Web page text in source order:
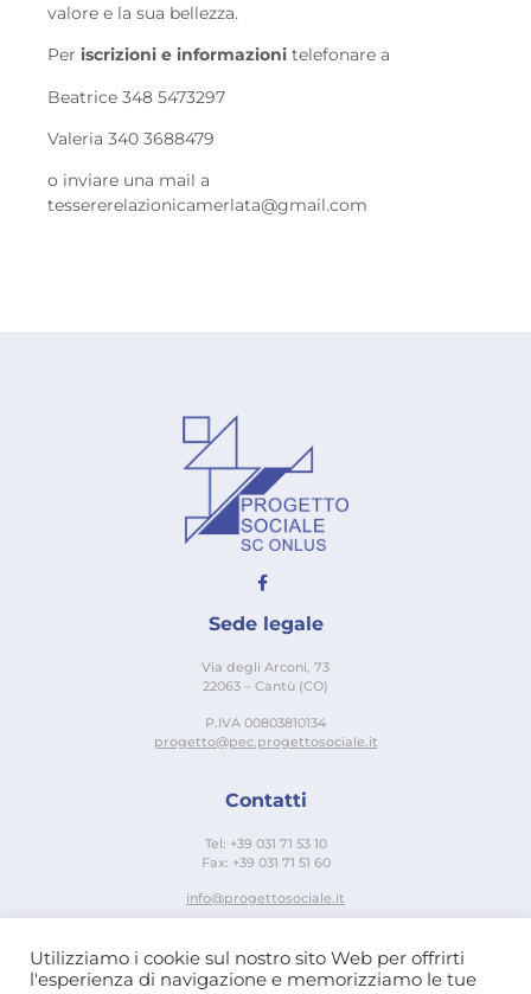
valore e la sua bellezza.
Per iscrizioni e informazioni telefonare a
Beatrice 348 5473297
Valeria 340 3688479
o inviare una mail a
tessererelazionicamerlata@gmail.com
Sede legale
Via degli Arconi, 73
22063 – Cantù (CO)
P.IVA 00803810134
progetto@pec.progettosociale.it
Contatti
Tel: +39 031 71 53 10
Fax: +39 031 71 51 60
info@progettosociale.it
Links Utili
Utilizziamo i cookie sul nostro sito Web per offrirti
l'esperienza di navigazione e memorizziamo le tue